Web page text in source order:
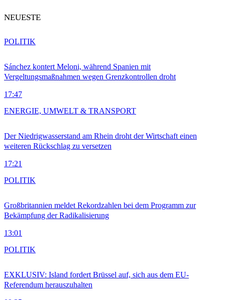
NEUESTE
Sánchez kontert Meloni, während Spanien mit
Vergeltungsmaßnahmen wegen Grenzkontrollen droht
17:47
POLITIK
Der Niedrigwasserstand am Rhein droht der Wirtschaft einen
weiteren Rückschlag zu versetzen
17:21
ENERGIE, UMWELT & TRANSPORT
Großbritannien meldet Rekordzahlen bei dem Programm zur
Bekämpfung der Radikalisierung
13:01
POLITIK
EXKLUSIV: Island fordert Brüssel auf, sich aus dem EU-
Referendum herauszuhalten
POLITIK